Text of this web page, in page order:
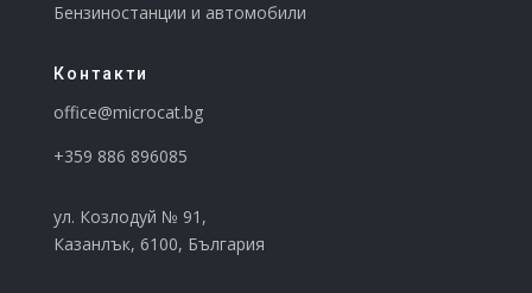
Бензиностанции и автомобили
Контакти
office@microcat.bg
+359 886 896085
ул. Козлодуй № 91,
Казанлък, 6100, България